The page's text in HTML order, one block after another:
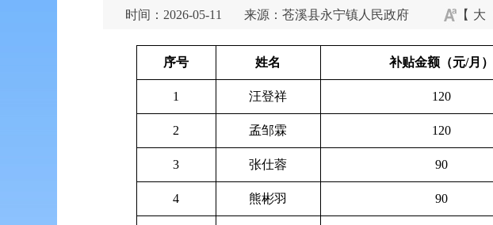
时间：2026-05-11 来源：苍溪县永宁镇人民政府 【 大
序号 姓名 补贴金额（元/月）
1 汪登祥 120
2 孟邹霖 120
3 张仕蓉 90
4 熊彬羽 90